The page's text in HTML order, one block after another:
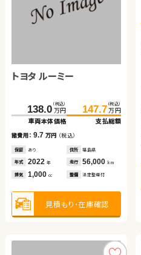
トヨタ ルーミー
138.0 （税込）
万円
車両本体価格
147.7 （税込）
万円
支払総額
諸費用：9.7 万円 （税込）
保証 あり 住所 福島県
年式 2022 年 走行 56,000 km
排気 1,000 cc 整備 法定整備付
見積もり・在庫確認
80.5 （税込）
万円
諸費用：9.2 万円（税込）
あり 埼玉県
年式 2017年 走行
排気 660 整備 法定整備付
見積もり・在庫確認
40.6 （税込）
万円
諸費用：9.1 万円（税込）
あり 埼玉県
年式 2020年 走行
排気 660 整備 法定整備付
見積もり・在庫確認
スズキ スイフト
85.0 （税込）
万円
車両本体価格
96.2 （税込）
万円
支払総額
諸費用：11.2万円（税込）
保証 あり 住所 岡山県
年式 2017 年 走行 70,600 km
排気 1,200 cc 整備 法定整備付
見積もり・在庫確認